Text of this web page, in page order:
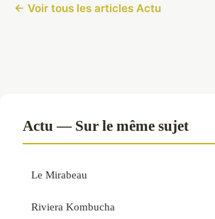
← Voir tous les articles Actu
Actu — Sur le même sujet
Le Mirabeau
Riviera Kombucha